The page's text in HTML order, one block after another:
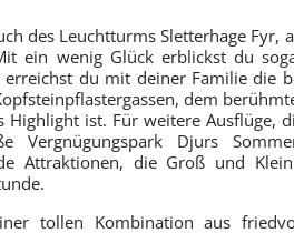
des Leuchtturms Sletterhage Fyr,
ein wenig Glück erblickst du
du mit deiner Familie die
dem
ist. Für weitere Ausflüge,
Vergnügungspark Djurs
Attraktionen, die Groß und
tollen Kombination aus